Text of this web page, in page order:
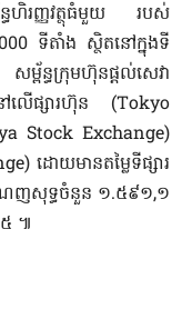
ហិរញ្ញវត្ថុធំមួយ របស់
ទីតាំង ស្ថិតនៅក្នុងទី
ព័ន្ធក្រុមហ៊ុនផ្តល់សេវា
ៅលើផ្សារហ៊ុន (Tokyo
Stock Exchange)
ដោយមានតម្លៃទីផ្សារ
ញសុទ្ធចំនួន ១.៥៩១,១
៕